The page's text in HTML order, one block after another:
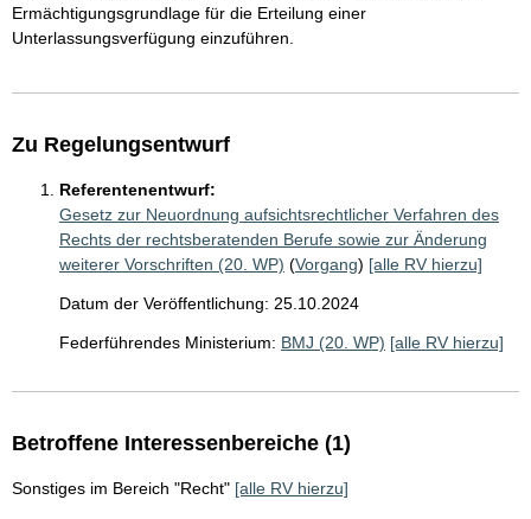
Ermächtigungsgrundlage für die Erteilung einer
Unterlassungsverfügung einzuführen.
Zu Regelungsentwurf
Referentenentwurf:
Gesetz zur Neuordnung aufsichtsrechtlicher Verfahren des
Rechts der rechtsberatenden Berufe sowie zur Änderung
weiterer Vorschriften (20. WP) (Vorgang) [alle RV hierzu]
Datum der Veröffentlichung: 25.10.2024
Federführendes Ministerium: BMJ (20. WP) [alle RV hierzu]
Betroffene Interessenbereiche (1)
Sonstiges im Bereich "Recht" [alle RV hierzu]